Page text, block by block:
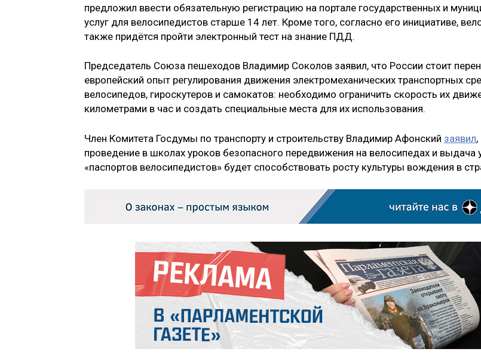
предложил ввести обязательную регистрацию на портале государственных и
услуг для велосипедистов старше 14 лет. Кроме того, согласно его инициативе,
также придётся пройти электронный тест на знание ПДД.
Председатель Союза пешеходов Владимир Соколов заявил, что России стоит
европейский опыт регулирования движения электромеханических транспортных
велосипедов, гироскутеров и самокатов: необходимо ограничить скорость их
километрами в час и создать специальные места для их использования.
Член Комитета Госдумы по транспорту и строительству Владимир Афонский заявил
проведение в школах уроков безопасного передвижения на велосипедах и выдача
«паспортов велосипедистов» будет способствовать росту культуры вождения в